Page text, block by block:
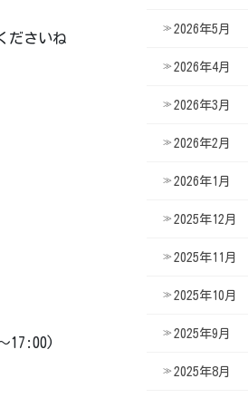
ださいね
17:00)
2026年5月
2026年4月
2026年3月
2026年2月
2026年1月
2025年12月
2025年11月
2025年10月
2025年9月
2025年8月